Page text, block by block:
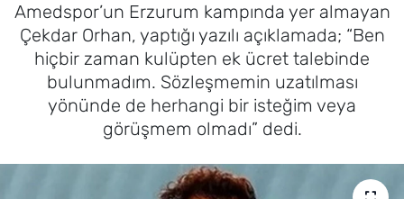
Amedspor’un Erzurum kampında yer almayan
Çekdar Orhan, yaptığı yazılı açıklamada; “Ben
hiçbir zaman kulüpten ek ücret talebinde
bulunmadım. Sözleşmemin uzatılması
yönünde de herhangi bir isteğim veya
görüşmem olmadı” dedi.